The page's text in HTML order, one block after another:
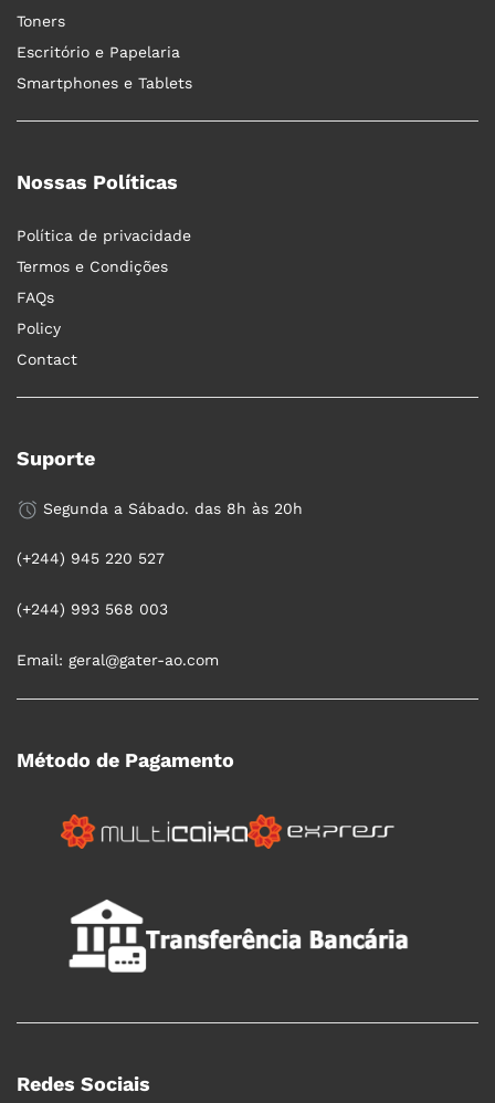
Toners
Escritório e Papelaria
Smartphones e Tablets
Nossas Políticas
Política de privacidade
Termos e Condições
FAQs
Policy
Contact
Suporte
Segunda a Sábado. das 8h às 20h
(+244) 945 220 527
(+244) 993 568 003
Email: geral@gater-ao.com
Método de Pagamento
Redes Sociais